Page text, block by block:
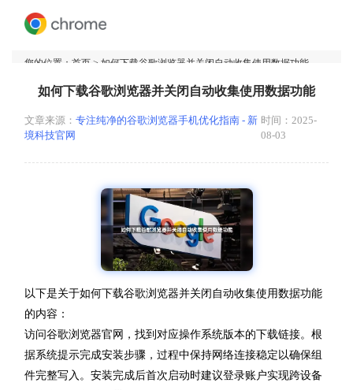
您的位置： 首页 > 如何下载谷歌浏览器并关闭自动收集使用数据功能
如何下载谷歌浏览器并关闭自动收集使用数据功能
文章来源： 专注纯净的谷歌浏览器手机优化指南 - 新
境科技官网
时间：2025-
08-03
以下是关于如何下载谷歌浏览器并关闭自动收集使用数据功能
的内容：
访问谷歌浏览器官网，找到对应操作系统版本的下载链接。根
据系统提示完成安装步骤，过程中保持网络连接稳定以确保组
件完整写入。安装完成后首次启动时建议登录账户实现跨设备